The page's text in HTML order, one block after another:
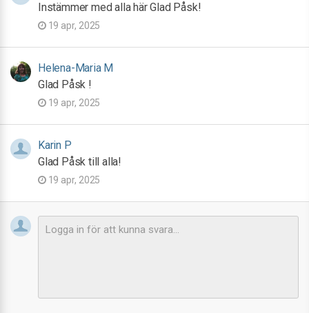
Instämmer med alla här Glad Påsk!
19 apr, 2025
Helena-Maria M
Glad Påsk !
19 apr, 2025
Karin P
Glad Påsk till alla!
19 apr, 2025